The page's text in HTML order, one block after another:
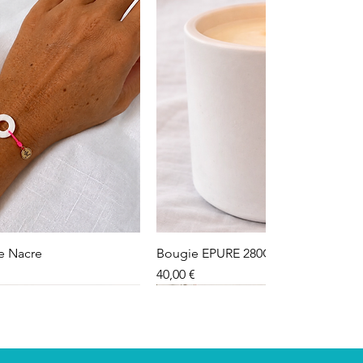
Nacre
Bougie EPURE 280G
Preis
40,00 €